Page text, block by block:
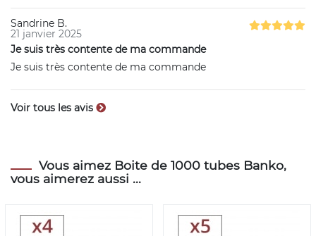
Sandrine B.
21 janvier 2025
Je suis très contente de ma commande
Je suis très contente de ma commande
Voir tous les avis
Vous aimez Boite de 1000 tubes Banko,
vous aimerez aussi ...